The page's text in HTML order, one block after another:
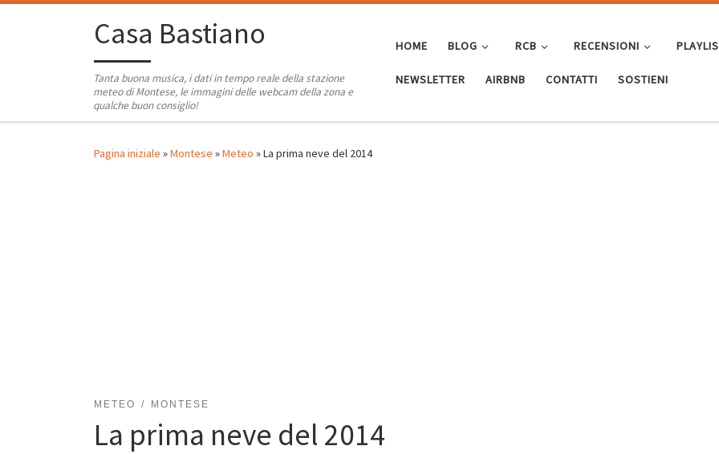
Passa al contenutoCasa Bastiano
Tanta buona musica, i dati in tempo reale della stazione
meteo di Montese, le immagini delle webcam della zona e
qualche buon consiglio!
HOME BLOG RCB RECENSIONI
NEWSLETTER AIRBNB CONTATTI SOSTIENI
Pagina iniziale »Montese »Meteo »La prima neve del 2014
METEO MONTESE
La prima neve del 2014